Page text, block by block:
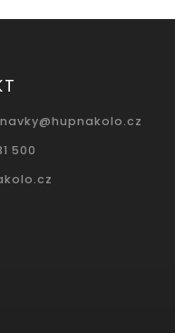
@hupnakolo.cz
500